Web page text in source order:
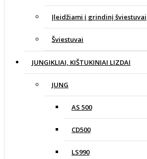
Įleidžiami į grindinį šviestuvai
Šviestuvai
JUNGIKLIAI, KIŠTUKINIAI LIZDAI
JUNG
AS 500
CD500
LS990